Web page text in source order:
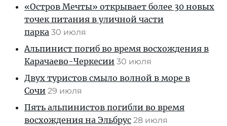
«Остров Мечты» открывает более 30 новых
точек питания в уличной части
парка 30 июля
Альпинист погиб во время восхождения в
Карачаево-Черкесии 30 июля
Двух туристов смыло волной в море в
Сочи 29 июля
Пять альпинистов погибли во время
восхождения на Эльбрус 28 июля